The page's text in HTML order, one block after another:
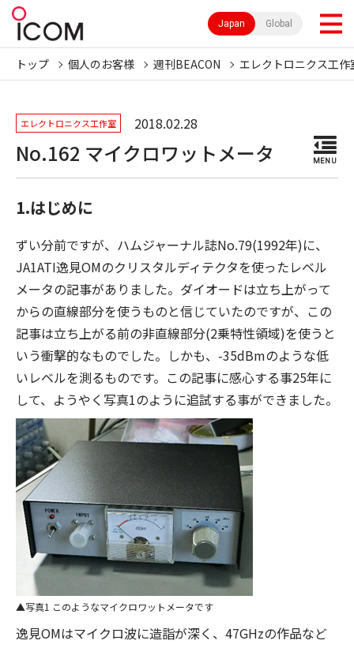
Japan Global
トップ 個人のお客様 週刊BEACON エレクトロニクス工作
エレクトロニクス工作室 2018.02.28
No.162 マイクロワットメータ MENU
1.はじめに
ずい分前ですが、ハムジャーナル誌No.79(1992年)に、
JA1ATI逸見OMのクリスタルディテクタを使ったレベル
メータの記事がありました。ダイオードは立ち上がって
からの直線部分を使うものと信じていたのですが、この
記事は立ち上がる前の非直線部分(2乗特性領域)を使うと
いう衝撃的なものでした。しかも、-35dBmのような低
いレベルを測るものです。この記事に感心する事25年に
して、ようやく写真1のように追試する事ができました。
写真1 このようなマイクロワットメータです
逸見OMはマイクロ波に造詣が深く、47GHzの作品など